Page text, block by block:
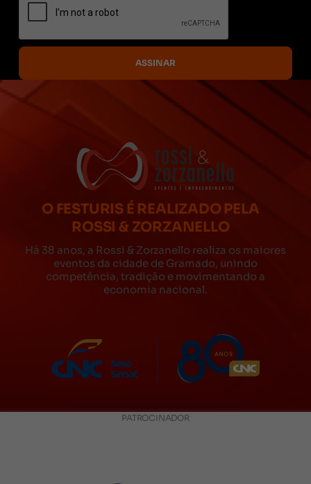
O FESTURIS É REALIZADO PELA
ROSSI & ZORZANELLO
Há 38 anos, a Rossi & Zorzanello realiza os maiores
eventos da cidade de Gramado, unindo
competência, tradição e movimentando a
economia nacional.
PATROCINADOR